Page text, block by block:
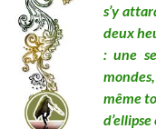
s’y
deux
: une
même